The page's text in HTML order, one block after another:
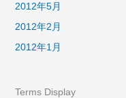
2012年5月
2012年2月
2012年1月
Terms Display